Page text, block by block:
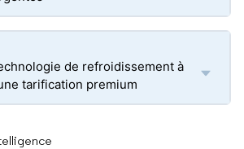
de refroidissement à
tarification premium